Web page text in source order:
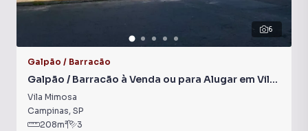
6
Galpão / Barracão
Galpão / Barracão à Venda ou para Alugar em Vila
Mimosa
Vila Mimosa
Campinas, SP
208m² 3